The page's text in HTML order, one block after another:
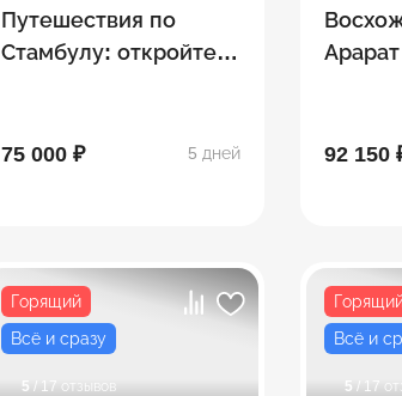
Путешествия по
Стамбулу: откройте
75 000 ₽ 5 дней 92 150
Горящий
Всё и сразу
5 / 17 отзывов
Всё и
5 / 17